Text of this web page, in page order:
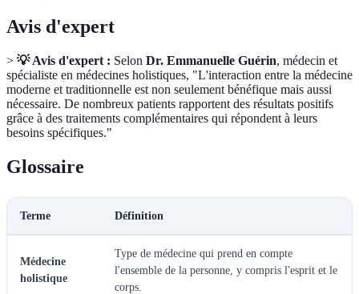
Avis d'expert
> 💡 Avis d'expert : Selon Dr. Emmanuelle Guérin, médecin et
spécialiste en médecines holistiques, "L'interaction entre la médecine
moderne et traditionnelle est non seulement bénéfique mais aussi
nécessaire. De nombreux patients rapportent des résultats positifs
grâce à des traitements complémentaires qui répondent à leurs
besoins spécifiques."
Glossaire
Terme Définition
Médecine
holistique
Type de médecine qui prend en compte
l'ensemble de la personne, y compris l'esprit et le
corps.